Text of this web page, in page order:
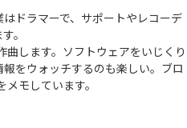
ドラマーで、サポートやレコーデ
。
曲します。ソフトウェアをいじくり
をウォッチするのも楽しい。ブロ
モしています。